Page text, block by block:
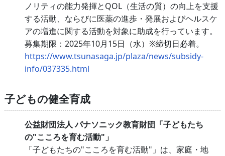
ノリティの能力発揮とQOL（生活の質）の向上を支援
する活動、ならびに医薬の進歩・発展およびヘルスケ
アの増進に関する活動を対象に助成を行っています。
募集期限：2025年10月15日（水）※締切日必着。
https://www.tsunasaga.jp/plaza/news/subsidy-
info/037335.html
子どもの健全育成
公益財団法人 パナソニック教育財団「子どもたち
の"こころを育む活動"」
「子どもたちの"こころを育む活動"」は、家庭・地